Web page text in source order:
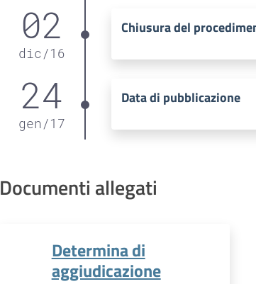
02
dic/16
Chiusura del
24
gen/17
Data di pubblicazione
Documenti allegati
Determina di
aggiudicazione